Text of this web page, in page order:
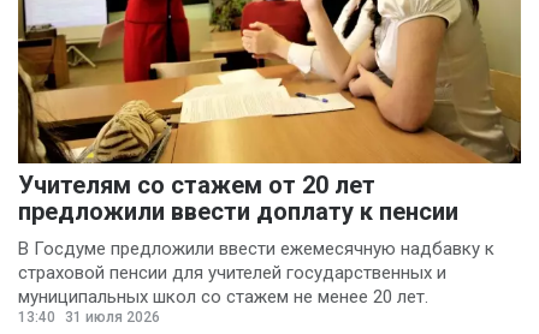
Учителям со стажем от 20 лет
предложили ввести доплату к пенсии
В Госдуме предложили ввести ежемесячную надбавку к
страховой пенсии для учителей государственных и
муниципальных школ со стажем не менее 20 лет.
13:40 31 июля 2026